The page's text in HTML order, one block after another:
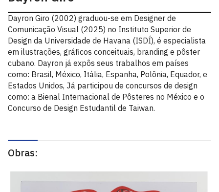
Dayron Giro (2002) graduou-se em Designer de
Comunicação Visual (2025) no Instituto Superior de
Design da Universidade de Havana (ISDÍ), é especialista
em ilustrações, gráficos conceituais, branding e pôster
cubano. Dayron já expôs seus trabalhos em países
como: Brasil, México, Itália, Espanha, Polônia, Equador, e
Estados Unidos, Já participou de concursos de design
como: a Bienal Internacional de Pôsteres no México e o
Concurso de Design Estudantil de Taiwan.
Obras: